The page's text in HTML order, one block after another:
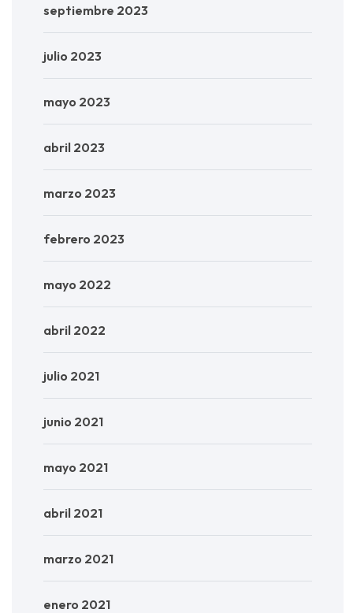
septiembre 2023
julio 2023
mayo 2023
abril 2023
marzo 2023
febrero 2023
mayo 2022
abril 2022
julio 2021
junio 2021
mayo 2021
abril 2021
marzo 2021
enero 2021